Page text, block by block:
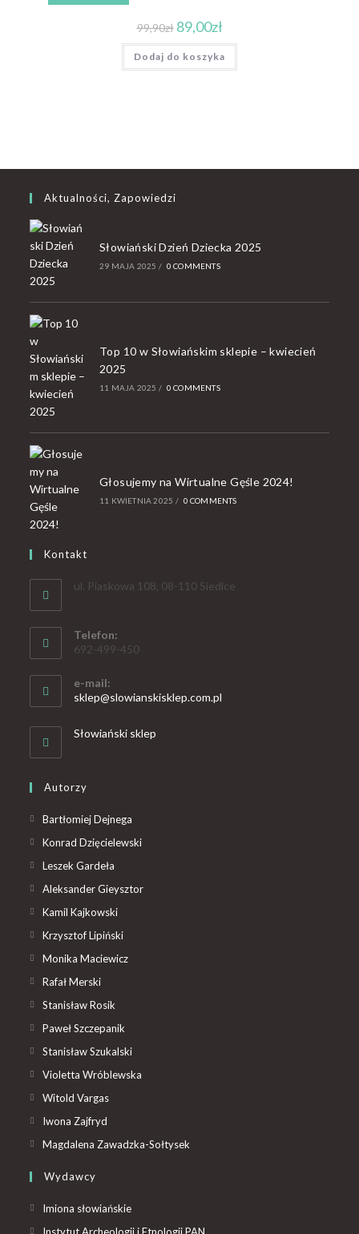
99,90zł 89,00zł
Dodaj do koszyka
Aktualności, Zapowiedzi
Słowiański Dzień Dziecka 2025
29 MAJA 2025 / 0 COMMENTS
Top 10 w Słowiańskim sklepie – kwiecień
2025
11 MAJA 2025 / 0 COMMENTS
Głosujemy na Wirtualne Gęśle 2024!
11 KWIETNIA 2025 / 0 COMMENTS
Kontakt
ul. Piaskowa 108, 08-110 Siedlce
Telefon:
692-499-450
e-mail:
sklep@slowianskisklep.com.pl
Słowiański sklep
Autorzy
Bartłomiej Dejnega
Konrad Dzięcielewski
Leszek Gardeła
Aleksander Gieysztor
Kamil Kajkowski
Krzysztof Lipiński
Monika Maciewicz
Rafał Merski
Stanisław Rosik
Paweł Szczepanik
Stanisław Szukalski
Violetta Wróblewska
Witold Vargas
Iwona Zajfryd
Magdalena Zawadzka-Sołtysek
Wydawcy
Imiona słowiańskie
Instytut Archeologii i Etnologii PAN